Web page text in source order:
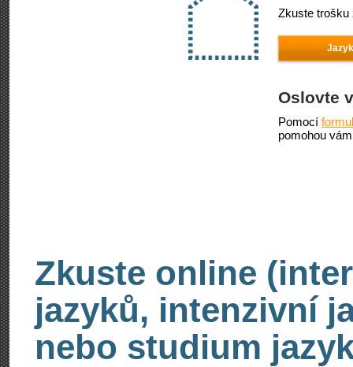
Zkuste trošku
Oslovte
Pomocí
pomohou
Zkuste online
jazyků, intenzivní
nebo studium